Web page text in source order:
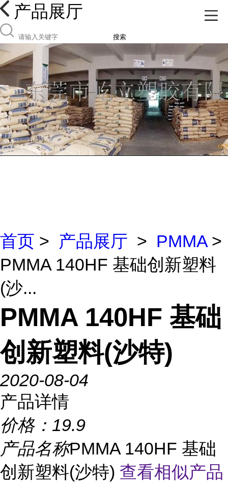
产品展厅
搜索
首页 > 产品展厅 > PMMA >
PMMA 140HF 基础创新塑料
(沙...
PMMA 140HF 基础
创新塑料(沙特)
2020-08-04
产品详情
价格： 19.9
产品名称PMMA 140HF 基础
创新塑料(沙特) 查看相似产品